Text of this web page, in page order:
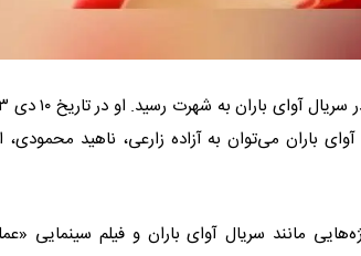
مبینا آتشی،
باران می‌توان به آزاده زارعی، ناهید محمودی،
مانند سریال آوای باران و فیلم سینمایی